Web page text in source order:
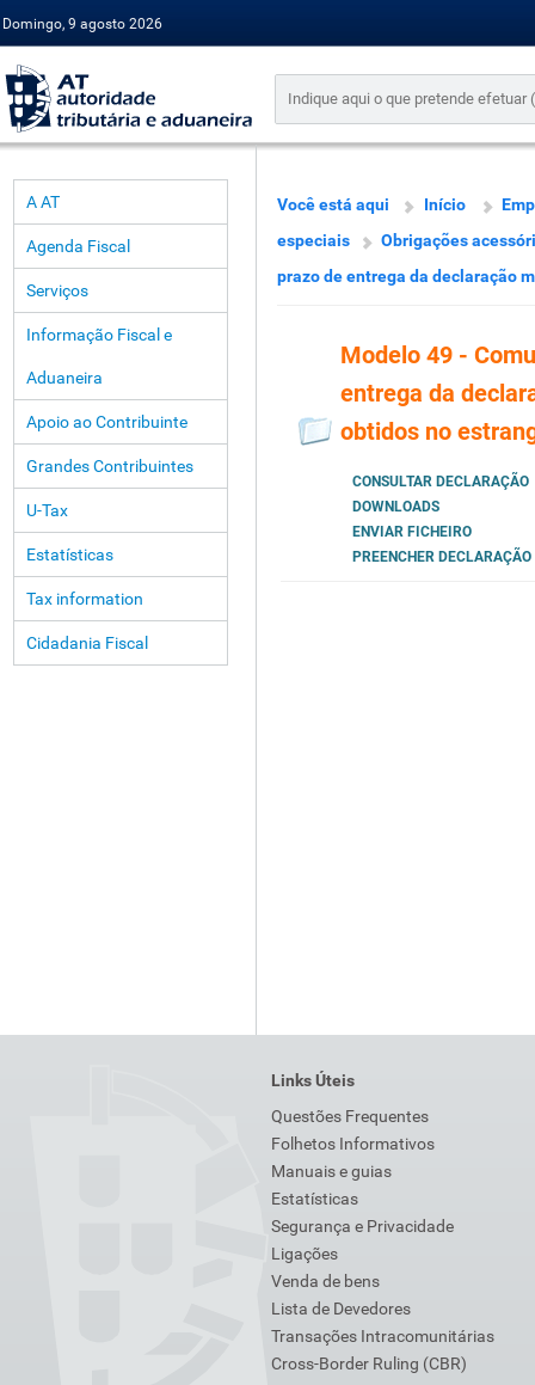
Domingo, 9 agosto 2026
A AT
Agenda Fiscal
Serviços
Informação Fiscal e
Aduaneira
Apoio ao Contribuinte
Grandes Contribuintes
U-Tax
Estatísticas
Tax information
Cidadania Fiscal
Você está aqui Início
especiais
Obrigações
prazo de entrega da declaração
Modelo 49 -
entrega da
obtidos no
CONSULTAR DECLARAÇÃO
DOWNLOADS
ENVIAR FICHEIRO
PREENCHER DECLARAÇÃO
Links Úteis
Questões Frequentes
Folhetos Informativos
Manuais e guias
Estatísticas
Segurança e Privacidade
Ligações
Venda de bens
Lista de Devedores
Transações Intracomunitárias
Cross-Border Ruling (CBR)